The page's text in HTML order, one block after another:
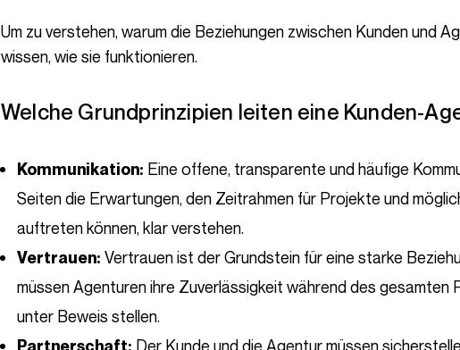
Um zu verstehen, warum die Beziehungen zwischen Kunden und Agenturen wichtig sind, muss man
wissen, wie sie funktionieren.
Welche Grundprinzipien leiten eine Kunden-
Kommunikation: Eine offene, transparente und häufige
Seiten die Erwartungen, den Zeitrahmen für Projekte und
auftreten können, klar verstehen.
Vertrauen: Vertrauen ist der Grundstein für eine starke
müssen Agenturen ihre Zuverlässigkeit während des
unter Beweis stellen.
Partnerschaft: Der Kunde und die Agentur müssen